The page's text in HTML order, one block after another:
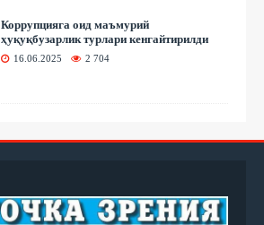
Коррупцияга оид маъмурий
ҳуқуқбузарлик турлари кенгайтирилди
16.06.2025 2 704